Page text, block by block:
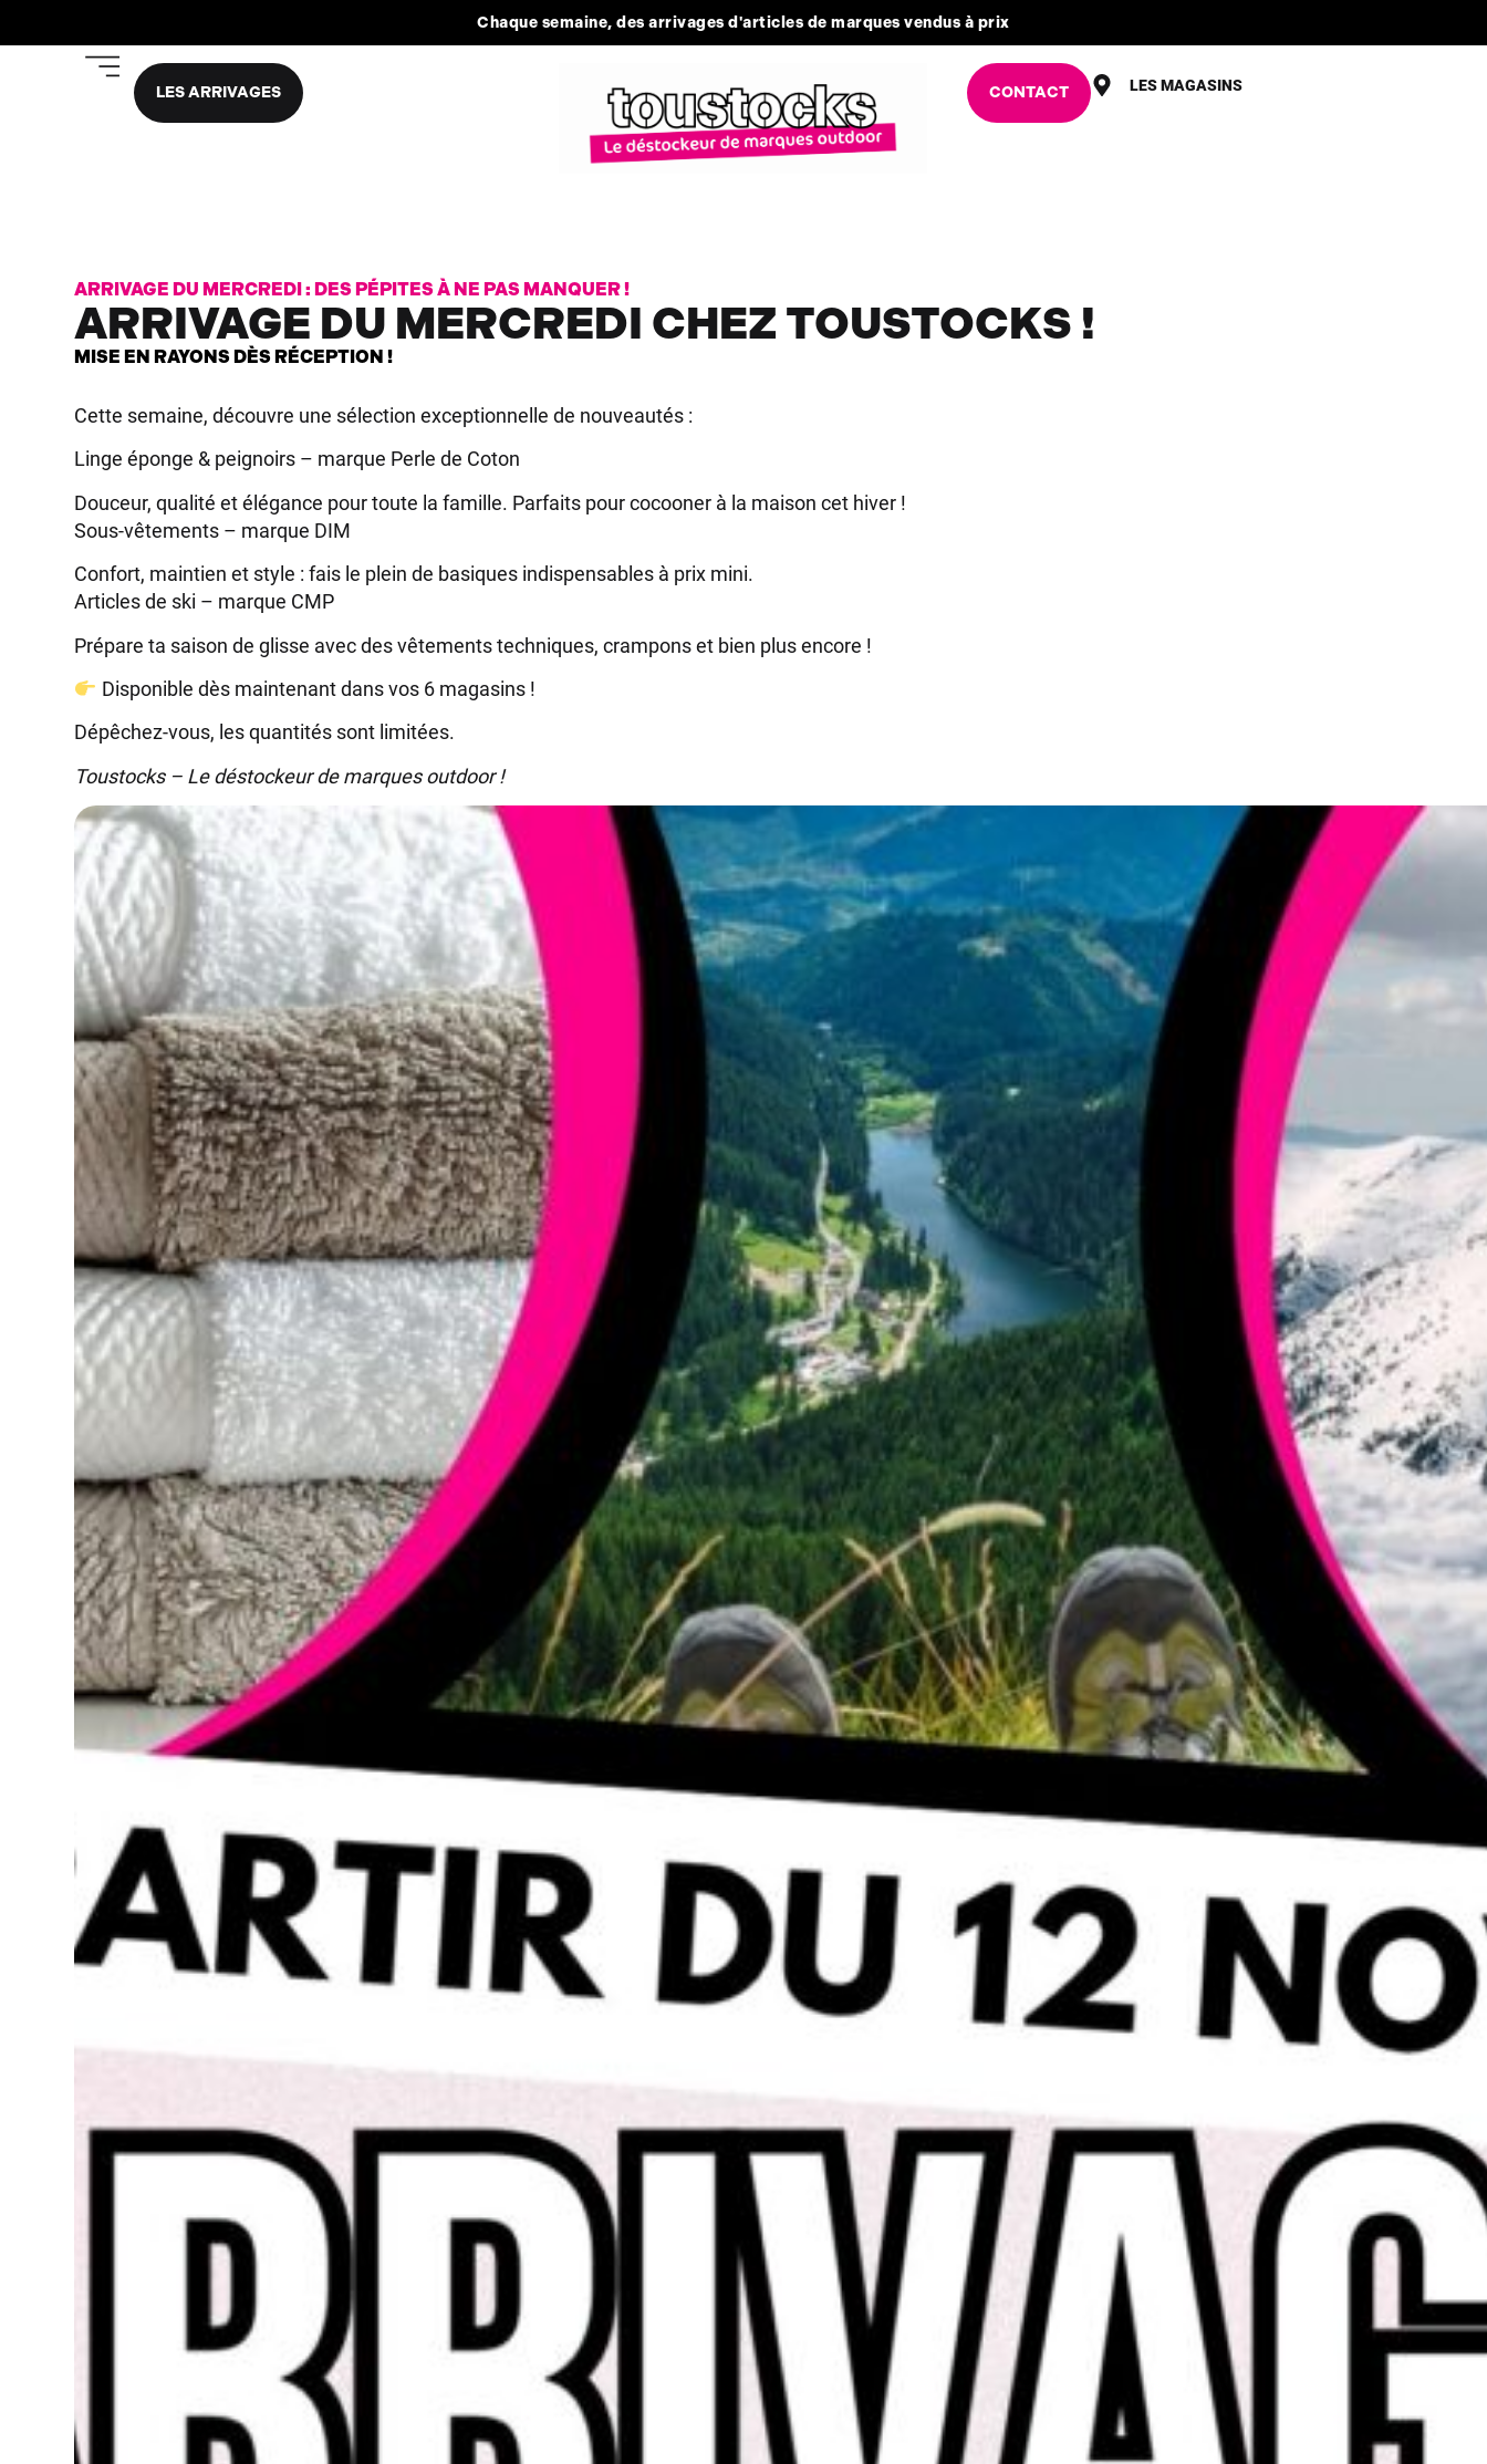
Chaque semaine, des arrivages d'articles de marques vendus à prix
LES ARRIVAGES CONTACT LES MAGASINS
ARRIVAGE DU MERCREDI : DES PÉPITES À NE PAS MANQUER !
ARRIVAGE DU MERCREDI CHEZ TOUSTOCKS !
MISE EN RAYONS DÈS RÉCEPTION !
Cette semaine, découvre une sélection exceptionnelle de nouveautés :
Linge éponge & peignoirs – marque Perle de Coton
Douceur, qualité et élégance pour toute la famille. Parfaits pour cocooner à la maison cet hiver !
Sous-vêtements – marque DIM
Confort, maintien et style : fais le plein de basiques indispensables à prix mini.
Articles de ski – marque CMP
Prépare ta saison de glisse avec des vêtements techniques, crampons et bien plus encore !
Disponible dès maintenant dans vos 6 magasins !
Dépêchez-vous, les quantités sont limitées.
Toustocks – Le déstockeur de marques outdoor !